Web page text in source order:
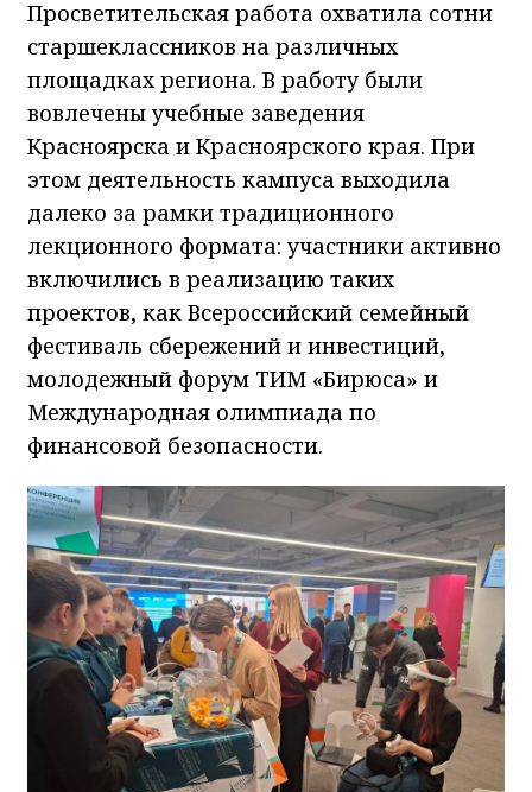
Просветительская работа охватила сотни
старшеклассников на различных
площадках региона. В работу были
вовлечены учебные заведения
Красноярска и Красноярского края. При
этом деятельность кампуса выходила
далеко за рамки традиционного
лекционного формата: участники активно
включились в реализацию таких
проектов, как Всероссийский семейный
фестиваль сбережений и инвестиций,
молодежный форум ТИМ «Бирюса» и
Международная олимпиада по
финансовой безопасности.